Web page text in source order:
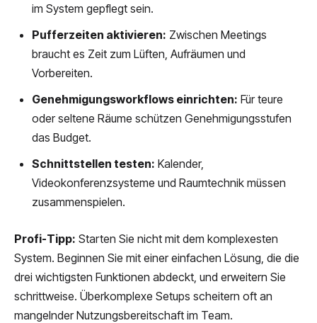
im System gepflegt sein.
Pufferzeiten aktivieren: Zwischen Meetings
braucht es Zeit zum Lüften, Aufräumen und
Vorbereiten.
Genehmigungsworkflows einrichten: Für teure
oder seltene Räume schützen Genehmigungsstufen
das Budget.
Schnittstellen testen: Kalender,
Videokonferenzsysteme und Raumtechnik müssen
zusammenspielen.
Profi-Tipp: Starten Sie nicht mit dem komplexesten
System. Beginnen Sie mit einer einfachen Lösung, die die
drei wichtigsten Funktionen abdeckt, und erweitern Sie
schrittweise. Überkomplexe Setups scheitern oft an
mangelnder Nutzungsbereitschaft im Team.